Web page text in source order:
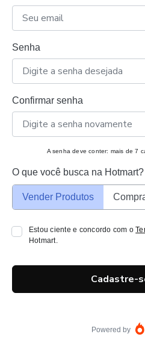
Senha
Confirmar senha
A senha deve conter: mais de 7
O que você busca na Hotmart?
Vender Produtos
Estou ciente e concordo com o
Hotmart.
Cadastre-
Powered by